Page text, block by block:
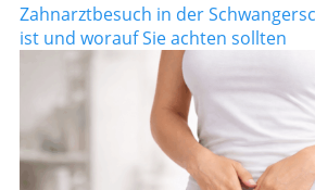
Zahnarztbesuch in der
ist und worauf Sie achten sollten